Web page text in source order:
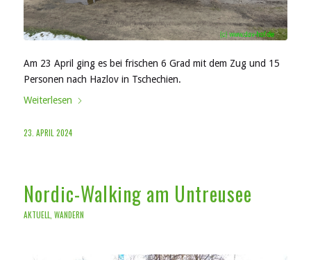
Am 23 April ging es bei frischen 6 Grad mit dem Zug und 15
Personen nach Hazlov in Tschechien.
Weiterlesen
23. APRIL 2024
Nordic-Walking am Untreusee
AKTUELL WANDERN